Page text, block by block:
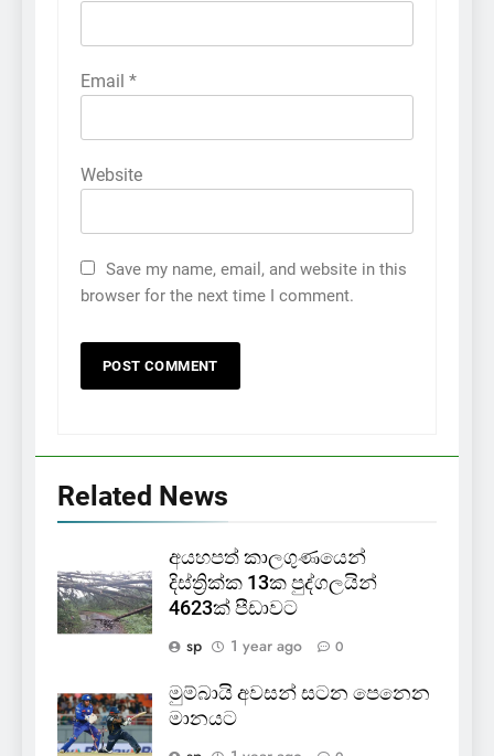
Email *
Website
Save my name, email, and website in this
browser for the next time I comment.
Related News
අයහපත් කාලගුණයෙන්
දිස්ත්‍රික්ක 13ක පුද්ගලයින්
4623ක් පීඩාවට
sp
1 year ago 0
මුම්බායි අවසන් සටන පෙනෙන
මානයට